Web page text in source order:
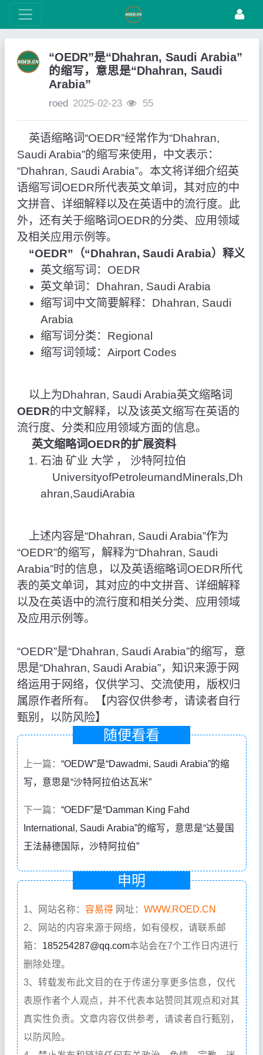
“OEDR”是“Dhahran, Saudi Arabia”
的缩写，意思是“Dhahran, Saudi
Arabia”
roed 2025-02-23 55
英语缩略词“OEDR”经常作为“Dhahran,
Saudi Arabia”的缩写来使用，中文表示：
“Dhahran, Saudi Arabia”。本文将详细介绍英
语缩写词OEDR所代表英文单词，其对应的中
文拼音、详细解释以及在英语中的流行度。此
外，还有关于缩略词OEDR的分类、应用领域
及相关应用示例等。
“OEDR”（“Dhahran, Saudi Arabia）释义
英文缩写词：OEDR
英文单词：Dhahran, Saudi Arabia
缩写词中文简要解释：Dhahran, Saudi
Arabia
缩写词分类：Regional
缩写词领域：Airport Codes
以上为Dhahran, Saudi Arabia英文缩略词
OEDR的中文解释，以及该英文缩写在英语的
流行度、分类和应用领域方面的信息。
英文缩略词OEDR的扩展资料
石油 矿业 大学 ， 沙特阿拉伯
UniversityofPetroleumandMinerals,Dh
ahran,SaudiArabia
上述内容是“Dhahran, Saudi Arabia”作为
“OEDR”的缩写，解释为“Dhahran, Saudi
Arabia”时的信息，以及英语缩略词OEDR所代
表的英文单词，其对应的中文拼音、详细解释
以及在英语中的流行度和相关分类、应用领域
及应用示例等。
“OEDR”是“Dhahran, Saudi Arabia”的缩写，意
思是“Dhahran, Saudi Arabia”，知识来源于网
络运用于网络，仅供学习、交流使用，版权归
属原作者所有。【内容仅供参考，请读者自行
甄别，以防风险】
随便看看
上一篇： “OEDW”是“Dawadmi, Saudi Arabia”的缩
写，意思是“沙特阿拉伯达瓦米”
下一篇： “OEDF”是“Damman King Fahd
International, Saudi Arabia”的缩写，意思是“达曼国
王法赫德国际，沙特阿拉伯”
申明
1、网站名称： 容易得 网址： WWW.ROED.CN
2、网站的内容来源于网络，如有侵权，请联系邮
箱： 185254287@qq.com本站会在7个工作日内进行
删除处理。
3、转载发布此文目的在于传递分享更多信息，仅代
表原作者个人观点，并不代表本站赞同其观点和对其
真实性负责。文章内容仅供参考，请读者自行甄别，
以防风险。